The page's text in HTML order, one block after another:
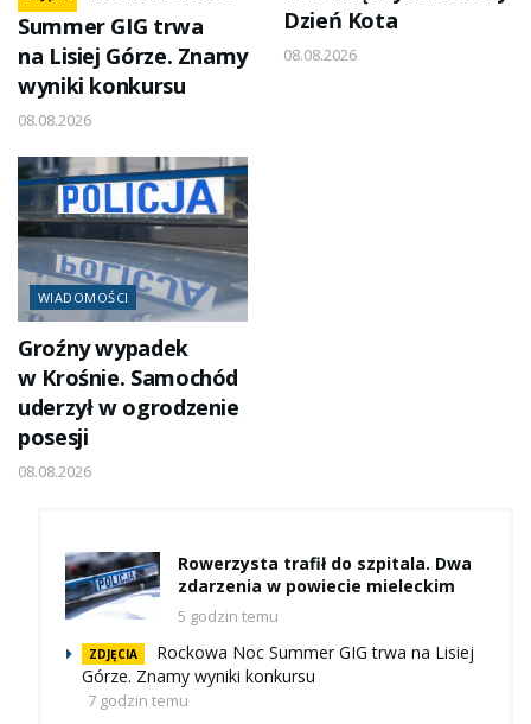
Summer GIG trwa
na Lisiej Górze. Znamy
wyniki konkursu
08.08.2026
Dzień Kota
08.08.2026
WIADOMOŚCI
Groźny wypadek
w Krośnie. Samochód
uderzył w ogrodzenie
posesji
08.08.2026
Rowerzysta trafił do szpitala. Dwa
zdarzenia w powiecie mieleckim
5 godzin temu
ZDJĘCIA
Rockowa Noc Summer GIG trwa na Lisiej
Górze. Znamy wyniki konkursu
7 godzin temu